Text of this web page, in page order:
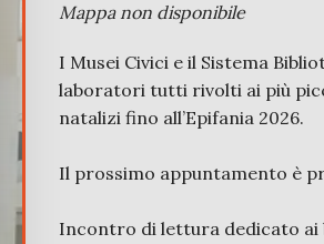
Mappa non disponibile
I Musei Civici e il Sistema
laboratori tutti rivolti ai più
natalizi fino all’Epifania 2026.
Il prossimo appuntamento è
Incontro di lettura dedicato ai